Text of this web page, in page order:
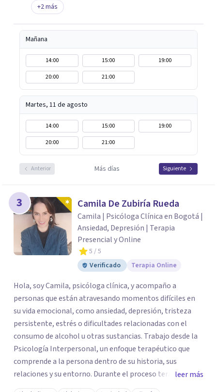
+2más
Mañana
14:00 15:00
19:00
20:00
21:00
Martes, 11 de agosto
14:00 15:00
19:00
20:00
21:00
Anterior Más días Siguiente
3 Camila De Zubiría Rueda
Camila | Psicóloga Clínica en Bogotá |
Ansiedad, Depresión | Terapia
Presencial y Online
5 / 5
Verificado
Terapia Online
Hola, soy Camila, psicóloga clínica, y acompaño a
personas que están atravesando momentos difíciles en
su vida emocional, como ansiedad, depresión, tristeza
persistente, estrés o dificultades relacionadas con el
consumo de alcohol u otras sustancias. Trabajo desde la
Psicología Interpersonal, un enfoque terapéutico que
comprende a la persona dentro de su historia, sus
relaciones y su entorno. Durante el proceso terapéutico
exploramos cómo tus experiencias pasadas, tus vínculos
leer más